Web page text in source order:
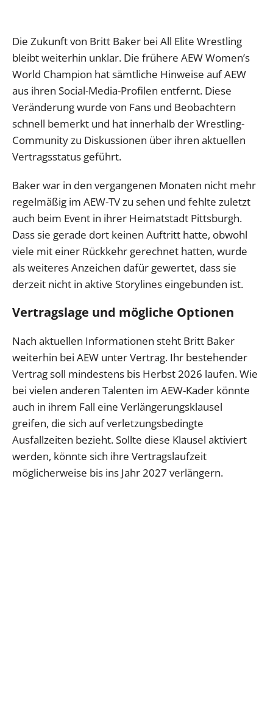
Die Zukunft von Britt Baker bei All Elite Wrestling
bleibt weiterhin unklar. Die frühere AEW Women’s
World Champion hat sämtliche Hinweise auf AEW
aus ihren Social-Media-Profilen entfernt. Diese
Veränderung wurde von Fans und Beobachtern
schnell bemerkt und hat innerhalb der Wrestling-
Community zu Diskussionen über ihren aktuellen
Vertragsstatus geführt.
Baker war in den vergangenen Monaten nicht mehr
regelmäßig im AEW-TV zu sehen und fehlte zuletzt
auch beim Event in ihrer Heimatstadt Pittsburgh.
Dass sie gerade dort keinen Auftritt hatte, obwohl
viele mit einer Rückkehr gerechnet hatten, wurde
als weiteres Anzeichen dafür gewertet, dass sie
derzeit nicht in aktive Storylines eingebunden ist.
Vertragslage und mögliche Optionen
Nach aktuellen Informationen steht Britt Baker
weiterhin bei AEW unter Vertrag. Ihr bestehender
Vertrag soll mindestens bis Herbst 2026 laufen. Wie
bei vielen anderen Talenten im AEW-Kader könnte
auch in ihrem Fall eine Verlängerungsklausel
greifen, die sich auf verletzungsbedingte
Ausfallzeiten bezieht. Sollte diese Klausel aktiviert
werden, könnte sich ihre Vertragslaufzeit
möglicherweise bis ins Jahr 2027 verlängern.